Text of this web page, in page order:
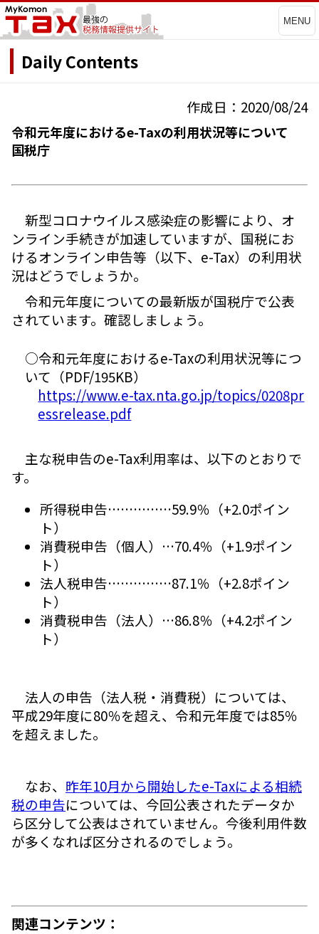
MENU
Daily Contents
作成日：2020/08/24
令和元年度におけるe-Taxの利用状況等について
国税庁
新型コロナウイルス感染症の影響により、オ
ンライン手続きが加速していますが、国税にお
けるオンライン申告等（以下、e-Tax）の利用状
況はどうでしょうか。
令和元年度についての最新版が国税庁で公表
されています。確認しましょう。
○令和元年度におけるe-Taxの利用状況等につ
いて（PDF/195KB）
https://www.e-tax.nta.go.jp/topics/0208pr
essrelease.pdf
主な税申告のe-Tax利用率は、以下のとおりで
す。
所得税申告……………59.9％（+2.0ポイン
ト）
消費税申告（個人）…70.4％（+1.9ポイン
ト）
法人税申告……………87.1％（+2.8ポイン
ト）
消費税申告（法人）…86.8％（+4.2ポイン
ト）
法人の申告（法人税・消費税）については、
平成29年度に80％を超え、令和元年度では85％
を超えました。
なお、 昨年10月から開始したe-Taxによる相続
税の申告については、今回公表されたデータか
ら区分して公表はされていません。今後利用件数
が多くなれば区分されるのでしょう。
関連コンテンツ：